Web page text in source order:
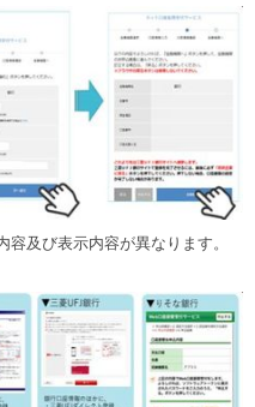
及び表示内容が異なります。